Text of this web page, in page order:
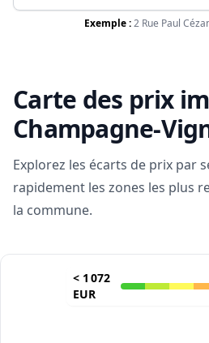
Exemple :2 Rue Paul
Carte des prix
Champagne-
Explorez les écarts de prix par
rapidement les zones les plus
la commune.
< 1 072
EUR